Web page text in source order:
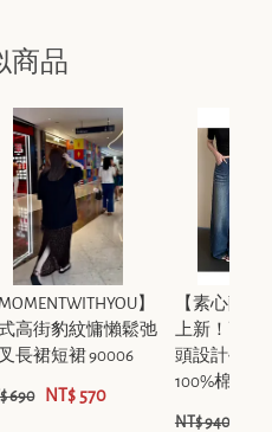
商品
MOMENTWITHYOU】
高街豹紋慵懶鬆弛
長裙短裙 90006
690 NT$ 570
【素心蘭/
上新！高
頭設計牛仔
100%棉料）
NT$ 940